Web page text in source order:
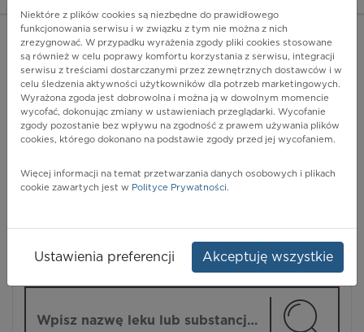
POKAŻ FILTRY
Pharmindex
Niektóre z plików cookies są niezbędne do prawidłowego
funkcjonowania serwisu i w związku z tym nie można z nich
zrezygnować. W przypadku wyrażenia zgody pliki cookies stosowane
są również w celu poprawy komfortu korzystania z serwisu, integracji
serwisu z treściami dostarczanymi przez zewnętrznych dostawców i w
celu śledzenia aktywności użytkowników dla potrzeb marketingowych.
Wyrażona zgoda jest dobrowolna i można ją w dowolnym momencie
wycofać, dokonując zmiany w ustawieniach przeglądarki. Wycofanie
zgody pozostanie bez wpływu na zgodność z prawem używania plików
cookies, którego dokonano na podstawie zgody przed jej wycofaniem.
Więcej informacji na temat przetwarzania danych osobowych i plikach
cookie zawartych jest w Polityce Prywatności.
Ustawienia preferencji Akceptuję wszystkie